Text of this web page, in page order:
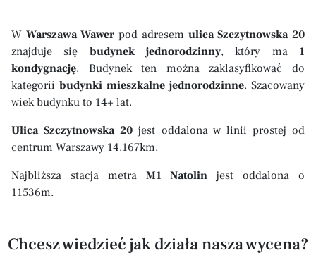
W Warszawa Wawer pod adresem ulica Szczytnowska 20
znajduje się budynek jednorodzinny, który ma 1
kondygnację. Budynek ten można zaklasyfikować do
kategorii budynki mieszkalne jednorodzinne. Szacowany
wiek budynku to 14+ lat.
Ulica Szczytnowska 20 jest oddalona w linii prostej od
centrum Warszawy 14.167km.
Najbliższa stacja metra M1 Natolin jest oddalona o
11536m.
Chcesz wiedzieć jak działa nasza wycena?